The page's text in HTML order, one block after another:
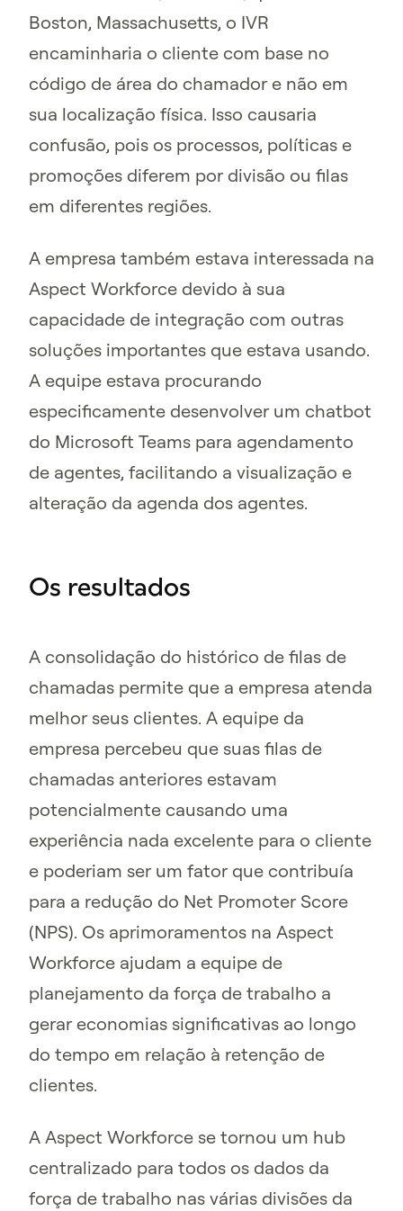
Boston, Massachusetts, o IVR
encaminharia o cliente com base no
código de área do chamador e não em
sua localização física. Isso causaria
confusão, pois os processos, políticas e
promoções diferem por divisão ou filas
em diferentes regiões.
A empresa também estava interessada na
Aspect Workforce devido à sua
capacidade de integração com outras
soluções importantes que estava usando.
A equipe estava procurando
especificamente desenvolver um chatbot
do Microsoft Teams para agendamento
de agentes, facilitando a visualização e
alteração da agenda dos agentes.
Os resultados
A consolidação do histórico de filas de
chamadas permite que a empresa atenda
melhor seus clientes. A equipe da
empresa percebeu que suas filas de
chamadas anteriores estavam
potencialmente causando uma
experiência nada excelente para o cliente
e poderiam ser um fator que contribuía
para a redução do Net Promoter Score
(NPS). Os aprimoramentos na Aspect
Workforce ajudam a equipe de
planejamento da força de trabalho a
gerar economias significativas ao longo
do tempo em relação à retenção de
clientes.
A Aspect Workforce se tornou um hub
centralizado para todos os dados da
força de trabalho nas várias divisões da